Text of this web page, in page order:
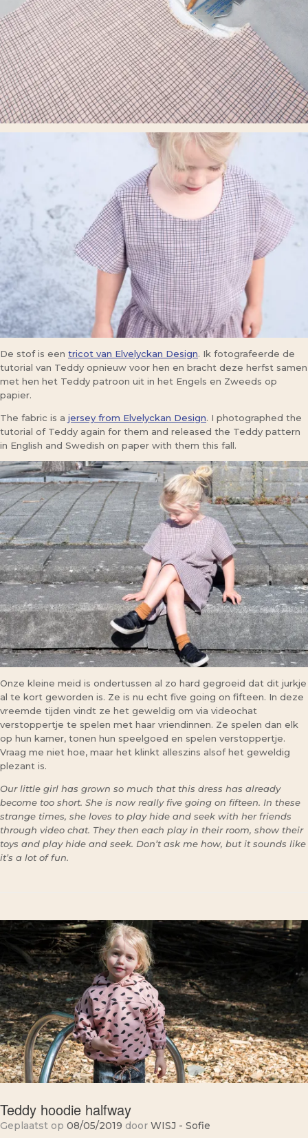
De stof is een tricot van Elvelyckan Design. Ik fotografeerde de
tutorial van Teddy opnieuw voor hen en bracht deze herfst samen
met hen het Teddy patroon uit in het Engels en Zweeds op
papier.
The fabric is a jersey from Elvelyckan Design. I photographed the
tutorial of Teddy again for them and released the Teddy pattern
in English and Swedish on paper with them this fall.
Onze kleine meid is ondertussen al zo hard gegroeid dat dit jurkje
al te kort geworden is. Ze is nu echt five going on fifteen. In deze
vreemde tijden vindt ze het geweldig om via videochat
verstoppertje te spelen met haar vriendinnen. Ze spelen dan elk
op hun kamer, tonen hun speelgoed en spelen verstoppertje.
Vraag me niet hoe, maar het klinkt alleszins alsof het geweldig
plezant is.
Our little girl has grown so much that this dress has already
become too short. She is now really five going on fifteen. In these
strange times, she loves to play hide and seek with her friends
through video chat. They then each play in their room, show their
toys and play hide and seek. Don’t ask me how, but it sounds like
it’s a lot of fun.
Teddy hoodie halfway
Geplaatst op 08/05/2019 door WISJ - Sofie